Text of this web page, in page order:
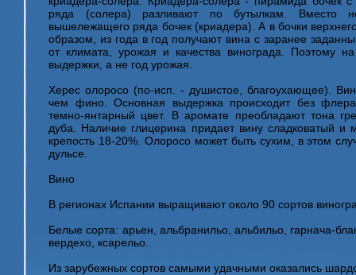
ряда (солера) разливают по бутылкам. Вместо
вышележащего ряда бочек (криадера). А в бочки
образом, из года в год получают вина с заранее
от климата, урожая и качества винограда. Поэтому
выдержки, а не год урожая.
Херес олоросо (по-исп. - душистое, благоухающее).
чем фино. Основная выдержка происходит без
темно-янтарный цвет. В аромате преобладают тона
дуба. Наличие глицерина придает вину сладковатый
крепость 18-20%. Олоросо может быть сухим, в этом
дульсе.
Вино
В регионах Испании выращивают около 90 сортов
Белые сорта: арьен, альбранильо, альбильо, гарнача-
вердехо, ксарельо.
Из зарубежных сортов самыми удачными оказались